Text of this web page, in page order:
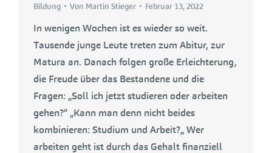
Bildung Von Martin Stieger Februar 13, 2022
In wenigen Wochen ist es wieder so weit.
Tausende junge Leute treten zum Abitur, zur
Matura an. Danach folgen große Erleichterung,
die Freude über das Bestandene und die
Fragen: „Soll ich jetzt studieren oder arbeiten
gehen?“ „Kann man denn nicht beides
kombinieren: Studium und Arbeit?„ Wer
arbeiten geht ist durch das Gehalt finanziell